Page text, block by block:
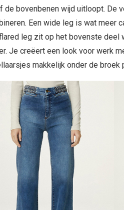
de bovenbenen wijd uitloopt. De
Een wide leg is wat meer
leg zit op het bovenste deel
Je creëert een look voor werk
makkelijk onder de broek